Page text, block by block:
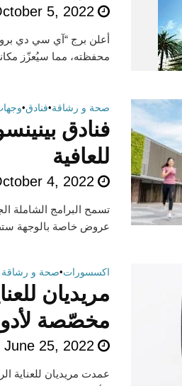
5, 2022
أعلن برج “آي سي دي
محفظته، مما سيُعزّز
صحة و رشاقة•فنادق•
فنادق
للعافية
4, 2022
تسمح البرامج الشاملة
عروض خاصة بالوجهة
اكسسورات•صحة و رشاقة
مريديان
مخصّصة
June 25, 2022
عمدت مريديان للعناية